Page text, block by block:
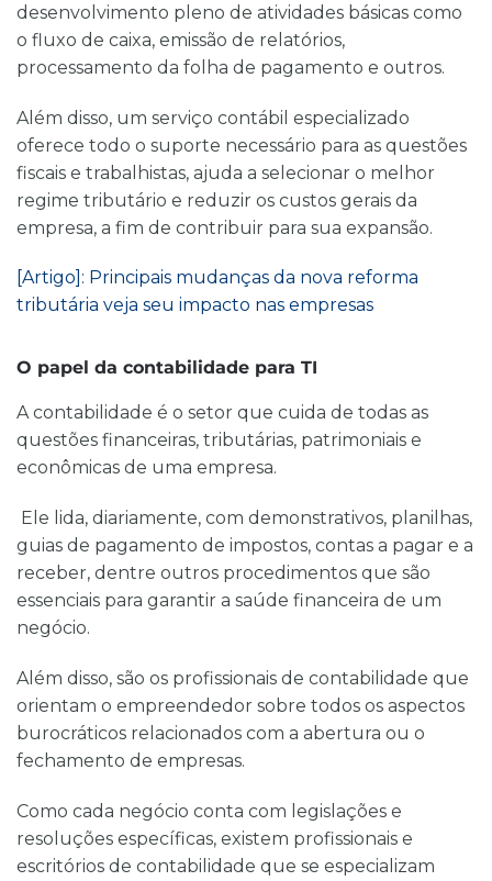
desenvolvimento pleno de atividades básicas como
o fluxo de caixa, emissão de relatórios,
processamento da folha de pagamento e outros.
Além disso, um serviço contábil especializado
oferece todo o suporte necessário para as questões
fiscais e trabalhistas, ajuda a selecionar o melhor
regime tributário e reduzir os custos gerais da
empresa, a fim de contribuir para sua expansão.
[Artigo]: Principais mudanças da nova reforma
tributária veja seu impacto nas empresas
O papel da contabilidade para TI
A contabilidade é o setor que cuida de todas as
questões financeiras, tributárias, patrimoniais e
econômicas de uma empresa.
Ele lida, diariamente, com demonstrativos, planilhas,
guias de pagamento de impostos, contas a pagar e a
receber, dentre outros procedimentos que são
essenciais para garantir a saúde financeira de um
negócio.
Além disso, são os profissionais de contabilidade que
orientam o empreendedor sobre todos os aspectos
burocráticos relacionados com a abertura ou o
fechamento de empresas.
Como cada negócio conta com legislações e
resoluções específicas, existem profissionais e
escritórios de contabilidade que se especializam